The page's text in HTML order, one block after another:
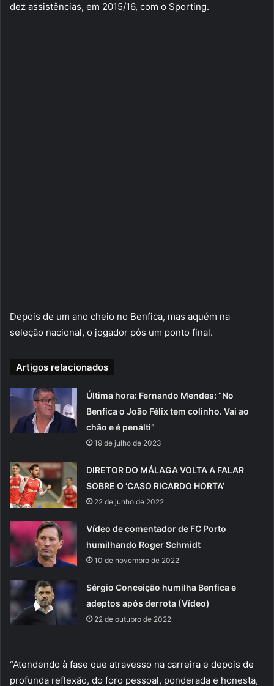
dez assistências, em 2015/16, com o Sporting.
Depois de um ano cheio no Benfica, mas aquém na
seleção nacional, o jogador pôs um ponto final.
Artigos relacionados
Última hora: Fernando Mendes: “No
Benfica o João Félix tem colinho. Vai ao
chão e é penálti”
19 de julho de 2023
DIRETOR DO MÁLAGA VOLTA A FALAR
SOBRE O ‘CASO RICARDO HORTA’
22 de junho de 2022
Vídeo de comentador de FC Porto
humilhando Roger Schmidt
10 de novembro de 2022
Sérgio Conceição humilha Benfica e
adeptos após derrota (Vídeo)
22 de outubro de 2022
“Atendendo à fase que atravesso na carreira e depois de
profunda reflexão, do foro pessoal, ponderada e honesta,